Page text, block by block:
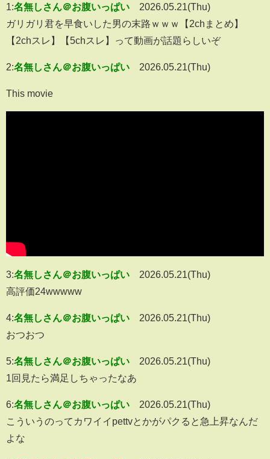
1:名無しさん＠お腹いっぱい
2026.05.21(Thu)
ガリガリ君を早食いした男の末路ｗｗｗ【2chまとめ】
【2chスレ】【5chスレ】って動画が話題らしいぞ
2:名無しさん＠お腹いっぱい 2026.05.21(Thu)
This movie
3:名無しさん＠お腹いっぱい
2026.05.21(Thu)
高評価24wwwww
4:名無しさん＠お腹いっぱい
2026.05.21(Thu)
おつおつ
5:名無しさん＠お腹いっぱい
2026.05.21(Thu)
1回見たら満足しちゃったなあ
6:名無しさん＠お腹いっぱい
2026.05.21(Thu)
こういうのってカワイイpettvとかがパクると急上昇なんだ
よな